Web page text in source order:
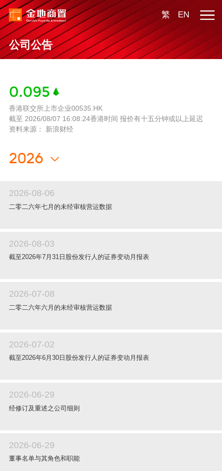
繁 EN
公司公告
0.095
香港联交所上市企业00535.HK
截至 2026/08/07 16:08:24香港时间 报价有十五分钟或以上延迟
资料来源： 新浪财经
2026-08-06
二零二六年七月的未经审核营运数据
2026-08-03
截至2026年7月31日股份发行人的证券变动月报表
2026-07-08
二零二六年六月的未经审核营运数据
2026-07-02
截至2026年6月30日股份发行人的证券变动月报表
2026-06-29
经修订及重述之公司细则
2026-06-29
董事名单与其角色和职能